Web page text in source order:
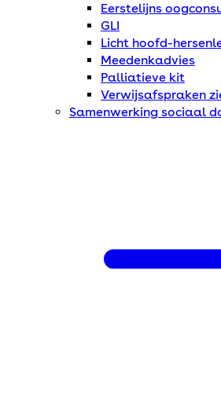
Eerstelijns
GLI
Licht hoofd-
Meedenkadvies
Palliatieve kit
Verwijsafspraken
Samenwerking sociaal